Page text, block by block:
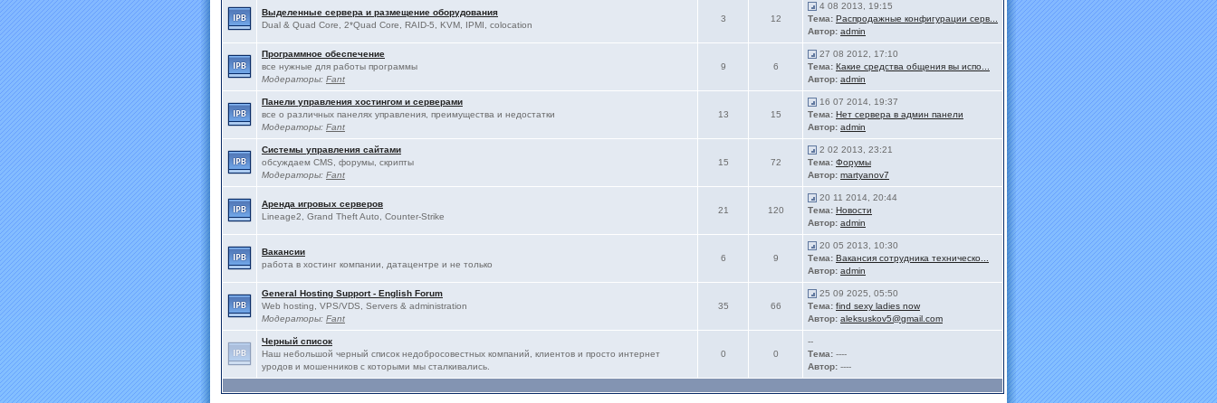
Выделенные сервера и размещение оборудования
Dual & Quad Core, 2*Quad Core, RAID-5, KVM, IPMI, colocation
3 12
4 08 2013, 19:15
Тема: Распродажные конфигурации серв...
Автор: admin
Программное обеспечение
все нужные для работы программы
Модераторы: Fant
9 6
27 08 2012, 17:10
Тема: Какие средства общения вы испо...
Автор: admin
Панели управления хостингом и серверами
все о различных панелях управления, преимущества и недостатки
Модераторы: Fant
13 15
16 07 2014, 19:37
Тема: Нет сервера в админ панели
Автор: admin
Системы управления сайтами
обсуждаем CMS, форумы, скрипты
Модераторы: Fant
15 72
2 02 2013, 23:21
Тема: Форумы
Автор: martyanov7
Аренда игровых серверов
Lineage2, Grand Theft Auto, Counter-Strike
21 120
20 11 2014, 20:44
Тема: Новости
Автор: admin
Вакансии
работа в хостинг компании, датацентре и не только
6 9
20 05 2013, 10:30
Тема: Вакансия сотрудника техническо...
Автор: admin
General Hosting Support - English Forum
Web hosting, VPS/VDS, Servers & administration
Модераторы: Fant
35 66
25 09 2025, 05:50
Тема: find sexy ladies now
Автор: aleksuskov5@gmail.com
Черный список
Наш небольшой черный список недобросовестных компаний, клиентов и просто интернет
уродов и мошенников с которыми мы сталкивались.
0 0
--
Тема: ----
Автор: ----